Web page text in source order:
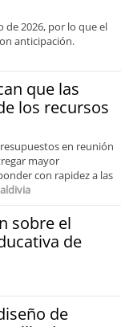
de 2026, por lo que el
anticipación.
que las
los recursos
en reunión
mayor
con rapidez a las
sobre el
de
de